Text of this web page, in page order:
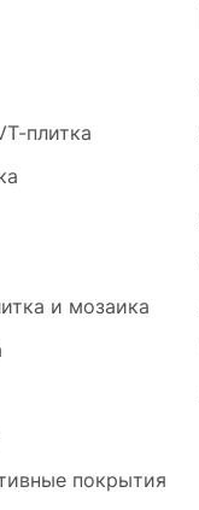
плитка
и мозаика
покрытия